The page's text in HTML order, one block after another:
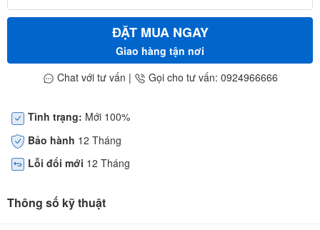
ĐẶT MUA NGAY
Giao hàng tận nơi
Chat với tư vấn | Gọi cho tư vấn: 0924966666
Tình trạng: Mới 100%
Bảo hành 12 Tháng
Lỗi đổi mới 12 Tháng
Thông số kỹ thuật